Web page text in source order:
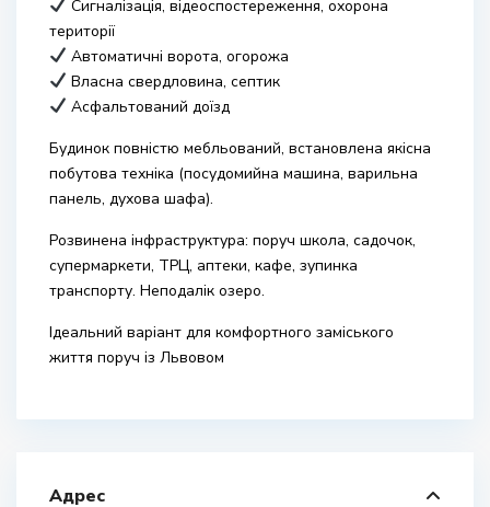
Сигналізація, відеоспостереження, охорона
території
Автоматичні ворота, огорожа
Власна свердловина, септик
Асфальтований доїзд
Будинок повністю мебльований, встановлена якісна
побутова техніка (посудомийна машина, варильна
панель, духова шафа).
Розвинена інфраструктура: поруч школа, садочок,
супермаркети, ТРЦ, аптеки, кафе, зупинка
транспорту. Неподалік озеро.
Ідеальний варіант для комфортного заміського
життя поруч із Львовом
Адрес